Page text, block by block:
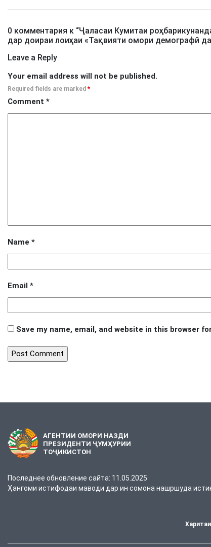
0 комментария к “Ҷаласаи Кумитаи
дар доираи лоиҳаи «Тақвияти омори демографӣ
Leave a Reply
Your email address will not be published.
Required fields are marked *
Comment *
Name *
Email *
Save my name, email, and website in this browser
АГЕНТИИ ОМОРИ НАЗДИ
ПРЕЗИДЕНТИ ҶУМҲУРИИ
ТОҶИКИСТОН
Последнее обновление сайта: 11.05.2025
Ҳангоми истифодаи маводи дар ин сомона нашршуда